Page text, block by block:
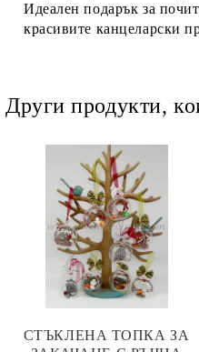
Идеален подарък за
красивите канцеларски
СТЪКЛЕНА ТОПКА ЗА